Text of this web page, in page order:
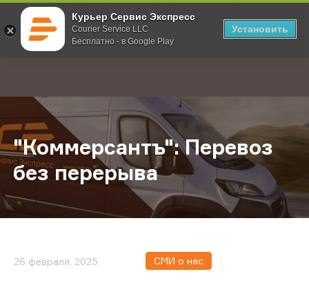
Курьер Сервис Экспресс
Courier Service LLC
Бесплатно - в Google Play
Установить
; Главная О компании Новости "Коммерсантъ": Перевоз без
"Коммерсантъ": Перевоз
без перерыва
26 февраля, 2025 СМИ о нас